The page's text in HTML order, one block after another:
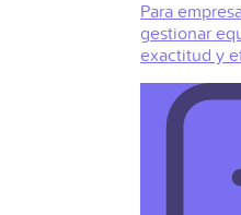
Para
gestionar
exactitud y